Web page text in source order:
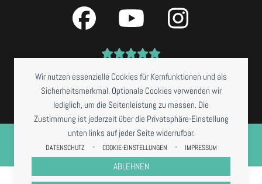
Wir nutzen essenzielle Cookies für Kernfunktionen und als
Sicherheitsmerkmal. Optionale Cookies verwenden wir
lediglich, um die Seitenleistung zu messen. Die
Zustimmung ist jederzeit über die Privatsphäre-Einstellung
unten links auf jeder Seite widerrufbar.
DATENSCHUTZ - COOKIE-EINSTELLUNGEN - IMPRESSUM
ABLEHNEN
Facebook
YouTube
NISSIS KUNSTKANTINE2026 *RESTAURANTBETRIEB DERZEIT NUR BEI
VORBESTELLUNG
IMPRESSUMDATENSCHUTZCOOKIESAGB